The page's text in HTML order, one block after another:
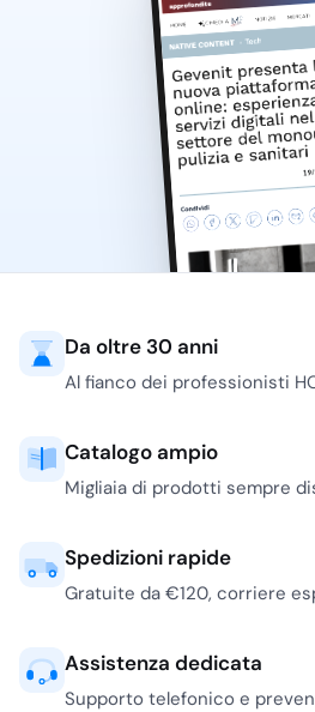
Da oltre 30 anni
Al fianco dei professionisti
Catalogo ampio
Migliaia di prodotti sempre
Spedizioni rapide
Gratuite da €120, corriere
Assistenza dedicata
Supporto telefonico e